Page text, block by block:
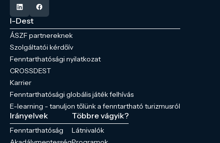
I-Dest
ÁSZF partnereknek
Szolgáltatói kérdőív
Fenntarthatósági nyilatkozat
CROSSDEST
Karrier
Fenntarthatósági globális játék felhívás
E-learning - tanuljon tőlünk a fenntartható turizmusról
Irányelvek
Fenntarthatóság
Többre vágyik?
Látnivalók